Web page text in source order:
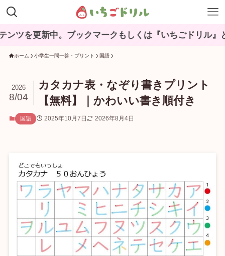
新中。ブックマークもしくは『いちごドリル』と検索し
ホーム 小学生一問一答・プリント 国語
カタカナ表・なぞり書きプリント
【無料】｜かわいい書き順付き
2026
8/04
国語 2025年10月7日 2026年8月4日